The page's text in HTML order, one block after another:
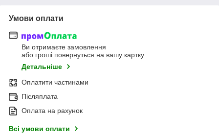
Умови оплати
Ви отримаєте замовлення
або гроші повернуться на вашу картку
Детальніше
Оплатити частинами
Післяплата
Оплата на рахунок
Всі умови оплати